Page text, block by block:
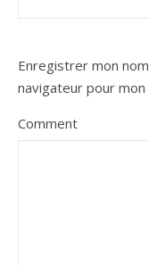
Enregistrer mon
navigateur pour
Comment